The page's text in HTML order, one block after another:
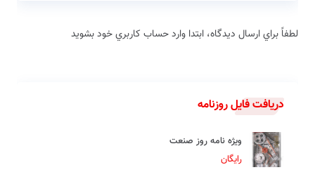
لطفاً براي ارسال دیدگاه، ابتدا وارد حساب كاربري خود بشويد
دریافت فایل روزنامه
ویژه نامه روز صنعت
رایگان